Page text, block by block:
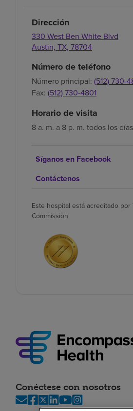
Dirección
330 West Ben White Blvd
Austin, TX, 78704
Número de teléfono
Número principal: (512) 730-
Fax: (512) 730-4801
Horario de visita
8 a. m. a 8 p. m. todos los días
Síganos en Facebook
Contáctenos
Este hospital está acreditado
Commission
Conéctese con nosotros